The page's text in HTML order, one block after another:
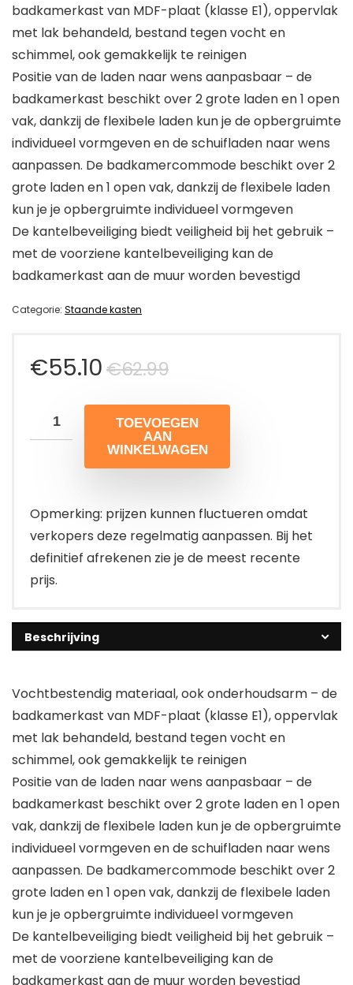
badkamerkast van MDF-plaat (klasse E1), oppervlak
met lak behandeld, bestand tegen vocht en
schimmel, ook gemakkelijk te reinigen
Positie van de laden naar wens aanpasbaar – de
badkamerkast beschikt over 2 grote laden en 1 open
vak, dankzij de flexibele laden kun je de opbergruimte
individueel vormgeven en de schuifladen naar wens
aanpassen. De badkamercommode beschikt over 2
grote laden en 1 open vak, dankzij de flexibele laden
kun je je opbergruimte individueel vormgeven
De kantelbeveiliging biedt veiligheid bij het gebruik –
met de voorziene kantelbeveiliging kan de
badkamerkast aan de muur worden bevestigd
Categorie: Staande kasten
€62.99Oorspronkelijke
prijs
was:
€62.99.
€55.10
Huidige
prijs
is:
€55.10.
TOEVOEGEN
AAN
WINKELWAGEN
Opmerking: prijzen kunnen fluctueren omdat
verkopers deze regelmatig aanpassen. Bij het
definitief afrekenen zie je de meest recente
prijs.
Beschrijving
Vochtbestendig materiaal, ook onderhoudsarm – de
badkamerkast van MDF-plaat (klasse E1), oppervlak
met lak behandeld, bestand tegen vocht en
schimmel, ook gemakkelijk te reinigen
Positie van de laden naar wens aanpasbaar – de
badkamerkast beschikt over 2 grote laden en 1 open
vak, dankzij de flexibele laden kun je de opbergruimte
individueel vormgeven en de schuifladen naar wens
aanpassen. De badkamercommode beschikt over 2
grote laden en 1 open vak, dankzij de flexibele laden
kun je je opbergruimte individueel vormgeven
De kantelbeveiliging biedt veiligheid bij het gebruik –
met de voorziene kantelbeveiliging kan de
badkamerkast aan de muur worden bevestigd